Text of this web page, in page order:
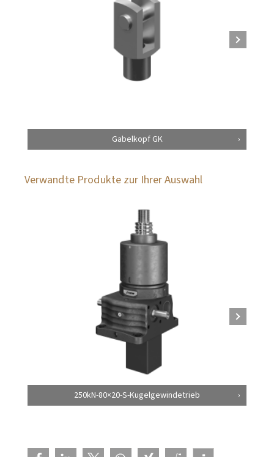
Gabelkopf GK
Verwandte Produkte zur Ihrer Auswahl
250kN-80×20-S-Kugelgewindetrieb